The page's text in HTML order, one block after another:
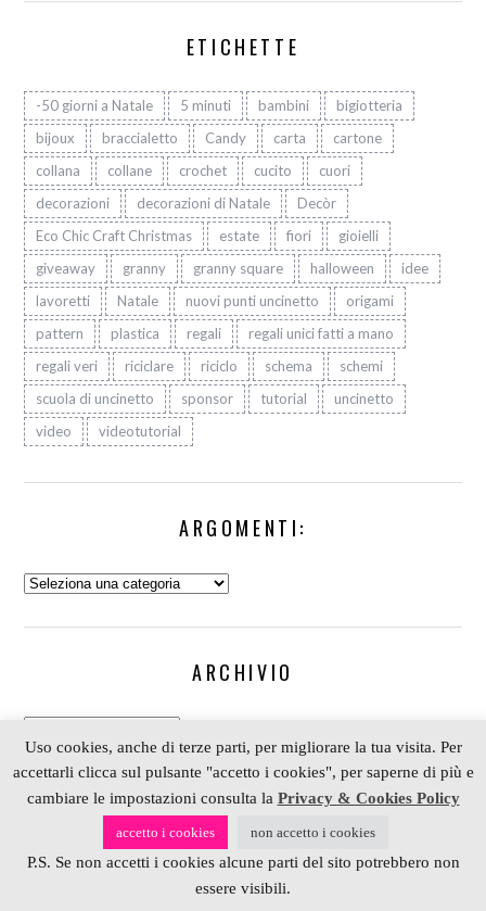
ETICHETTE
-50 giorni a Natale 5 minuti bambini
bigiotteria
bijoux
braccialetto Candy carta
cartone
collana
collane crochet cucito
cuori
decorazioni
decorazioni di Natale
Decòr
Eco Chic Craft Christmas
estate fiori
gioielli
giveaway
granny granny square halloween
idee
lavoretti
Natale nuovi punti uncinetto
origami
pattern
plastica regali
regali unici fatti a mano
regali veri
riciclare riciclo schema
schemi
scuola di uncinetto
sponsor tutorial
uncinetto
video
videotutorial
ARGOMENTI:
Argomenti:
ARCHIVIO
Archivio
COPYRIGHT 2006-2023 ALESSIA SCRAP & CRAFT |
PARTNERDEPOSITPHOTOS| P. IVA 01574070098 |
REALIZZATO DA4BLOG.INFO
BACK TO TOP
Uso cookies, anche di terze parti, per migliorare la tua visita. Per
accettarli clicca sul pulsante "accetto i cookies", per saperne di più e
cambiare le impostazioni consulta la Privacy & Cookies Policy
accetto i cookies non accetto i cookies
P.S. Se non accetti i cookies alcune parti del sito potrebbero non
essere visibili.